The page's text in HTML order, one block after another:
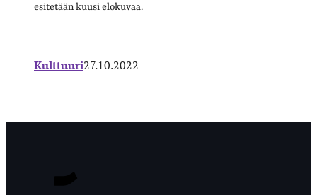
esitetään kuusi elokuvaa.
Kulttuuri27.10.2022